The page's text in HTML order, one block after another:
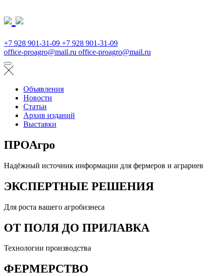
+7 928 901-31-09 +7 928 901-31-09
office-proagro@mail.ru office-proagro@mail.ru
Объявления
Новости
Статьи
Архив изданий
Выставки
ПРОАгро
Надёжный источник информации для фермеров и аграриев
ЭКСПЕРТНЫЕ РЕШЕНИЯ
Для роста вашего агробизнеса
ОТ ПОЛЯ ДО ПРИЛАВКА
Технологии производства
ФЕРМЕРСТВО